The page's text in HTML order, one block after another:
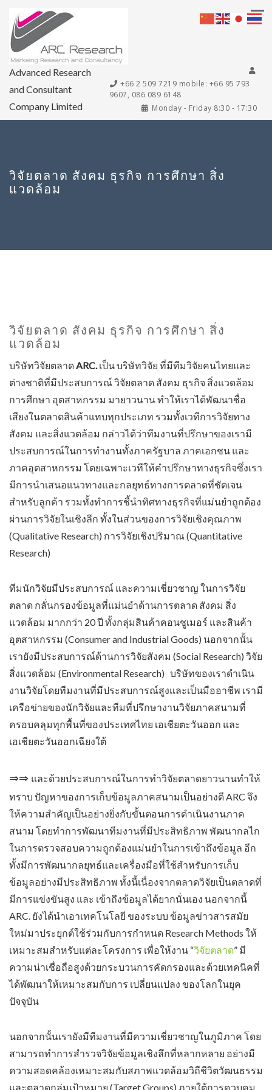
Advanced Research
and Consultant
Company Limited
+66 2 509 7219 mobile: +66 95 793
9607, 086 089 6148
Monday - Friday 8:30 - 17:30
วิจัยตลาด สังคม ธุรกิจ การศึกษา สิ่ง
แวดล้อม
วิจัยตลาด สังคม ธุรกิจ การศึกษา สิ่ง
แวดล้อม
บริษัทวิจัยตลาดARC.เป็น บริษัทวิจัย ที่มีทีมวิจัยคนไทยและ
ต่างชาติที่มีประสบการณ์ วิจัยตลาด สังคม ธุรกิจ สิ่งแวดล้อม
การศึกษา อุตสาหกรรม มายาวนาน ทำให้เราได้พัฒนาชื่อ
เสียงในตลาดสินค้าแทบทุกประเภท รวมทั้งเวทีการวิจัยทาง
สังคม และสิ่งแวดล้อม กล่าวได้ว่าทีมงานที่ปรึกษาของเรามี
ประสบการณ์ในการทำงานทั้งภาครัฐบาล ภาคเอกชน และ
ภาคอุตสาหกรรม โดยเฉพาะเวทีให้คำปรึกษาทางธุรกิจซึ่งเรา
มีการนำเสนอแนวทางและกลยุทธ์ทางการตลาดที่ชัดเจน
สำหรับลูกค้า รวมทั้งทำการชี้นำทิศทางธุรกิจที่แม่นยำถูกต้อง
ผ่านการวิจัยในเชิงลึก ทั้งในส่วนของการวิจัยเชิงคุณภาพ
(Qualitative Research) การวิจัยเชิงปริมาณ (Quantitative
Research)
ทีมนักวิจัยมีประสบการณ์ และความเชี่ยวชาญ ในการวิจัย
ตลาด กลั่นกรองข้อมูลที่แม่นยำด้านการตลาด สังคม สิ่ง
แวดล้อม มากกว่า 20 ปี ทั้งกลุ่มสินค้าคอนชูเมอร์ และสินค้า
อุตสาหกรรม (Consumer and Industrial Goods) นอกจากนั้น
เรายังมีประสบการณ์ด้านการวิจัยสังคม (Social Research) วิจัย
สิ่งแวดล้อม (Environmental Research) บริษัทของเราดำเนิน
งานวิจัยโดยทีมงานที่มีประสบการณ์สูงและเป็นมืออาชีพ เรามี
เครือข่ายของนักวิจัยและทีมที่ปรึกษางานวิจัยภาคสนามที่
ครอบคลุมทุกพื้นที่ของประเทศไทย เอเชียตะวันออก และ
เอเชียตะวันออกเฉียงใต้
⇒⇒ และด้วยประสบการณ์ในการทำวิจัยตลาดยาวนานทำให้
ทราบ ปัญหาของการเก็บข้อมูลภาคสนามเป็นอย่างดี ARC จึง
ให้ความสำคัญเป็นอย่างยิ่งกับขั้นตอนการดำเนินงานภาค
สนาม โดยทำการพัฒนาทีมงานที่มีประสิทธิภาพ พัฒนากลไก
ในการตรวจสอบความถูกต้องแม่นยำในการเข้าถึงข้อมูล อีก
ทั้งมีการพัฒนากลยุทธ์และเครื่องมือที่ใช้สำหรับการเก็บ
ข้อมูลอย่างมีประสิทธิภาพ ทั้งนี้เนื่องจากตลาดวิจัยเป็นตลาดที่
มีการแข่งขันสูง และ เข้าถึงข้อมูลได้ยากนั่นเอง นอกจากนี้
ARC. ยังได้นำเอาเทคโนโลยี ของระบบ ข้อมูลข่าวสารสมัย
ใหม่มาประยุกต์ใช้ร่วมกับการกำหนด Research Methods ให้
เหมาะสมสำหรับแต่ละโครงการ เพื่อให้งาน “วิจัยตลาด” มี
ความน่าเชื่อถือสูงด้วยกระบวนการคัดกรองและด้วยเทคนิคที่
ได้พัฒนาให้เหมาะสมกับการ เปลี่ยนแปลง ของโลกในยุค
ปัจจุบัน
นอกจากนั้นเรายังมีทีมงานที่มีความเชี่ยวชาญในภูมิภาค โดย
สามารถทำการสำรวจวิจัยข้อมูลเชิงลึกที่หลากหลาย อย่างมี
ความสอดคล้องเหมาะสมกับสภาพแวดล้อมวิถีชีวิตวัฒนธรรม
และตลาดกลุ่มเป้าหมาย (Target Groups) ภายใต้การควบคุม